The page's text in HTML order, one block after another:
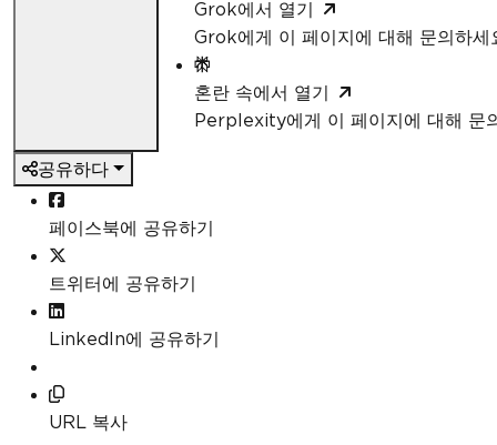
Grok에서 열기
Grok에게 이 페이지에 대해 문의하세
혼란 속에서 열기
Perplexity에게 이 페이지에 대해 문
공유하다
페이스북에 공유하기
트위터에 공유하기
LinkedIn에 공유하기
URL 복사